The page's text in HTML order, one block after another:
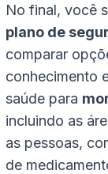
No final, você
plano de
comparar
conhecimento
saúde para
incluindo as
as pessoas,
de